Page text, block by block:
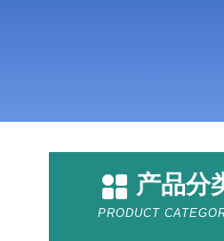
产品分
PRODUCT